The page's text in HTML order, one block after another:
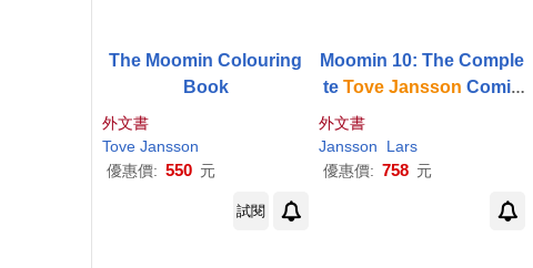
The Moomin Colouring
Book
外文書
Tove Jansson
優惠價: 550 元
Moomin 10: The Comple
te Tove Jansson Comic
外文書
Jansson
Lars
優惠價: 758 元
試閱